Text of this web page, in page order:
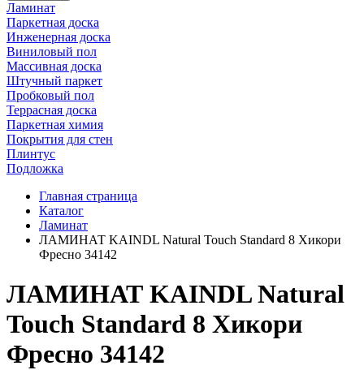
Ламинат
Паркетная доска
Инженерная доска
Виниловый пол
Массивная доска
Штучный паркет
Пробковый пол
Террасная доска
Паркетная химия
Покрытия для стен
Плинтус
Подложка
Главная страница
Каталог
Ламинат
ЛАМИНАТ KAINDL Natural Touch Standard 8 Хикори
Фресно 34142
ЛАМИНАТ KAINDL Natural
Touch Standard 8 Хикори
Фресно 34142